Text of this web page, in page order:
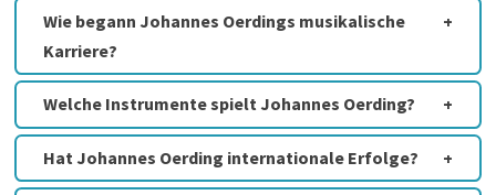
Wie begann Johannes Oerdings musikalische
Karriere?
Welche Instrumente spielt Johannes Oerding?
Hat Johannes Oerding internationale Erfolge?